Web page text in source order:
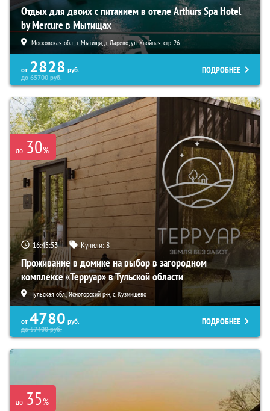
Отдых для двоих с питанием в отеле Arthurs Spa Hotel
by Mercure в Мытищах
Московская обл., г. Мытищи, д. Ларево, ул. Хвойная, стр. 26
от 2828 руб.
до65700руб.
ПОДРОБНЕЕ
до 30%
16:45:52 Купили:8
Проживание в домике на выбор в загородном
комплексе «Терруар» в Тульской области
Тульская обл., Ясногорский р-н, с. Кузмищево
от 4780 руб.
до57400руб.
ПОДРОБНЕЕ
до 35%